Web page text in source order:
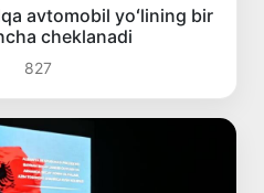
avtomobil yoʻlining bir
cheklanadi
827